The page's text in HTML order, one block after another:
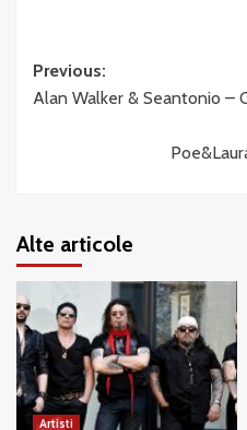
Post
navigation
Previous:
Alan Walker & Seantonio –
Alte articole
Artisti